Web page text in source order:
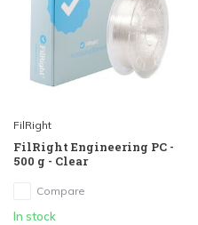
FilRight
FilRight Engineering PC -
500 g - Clear
Compare
In stock